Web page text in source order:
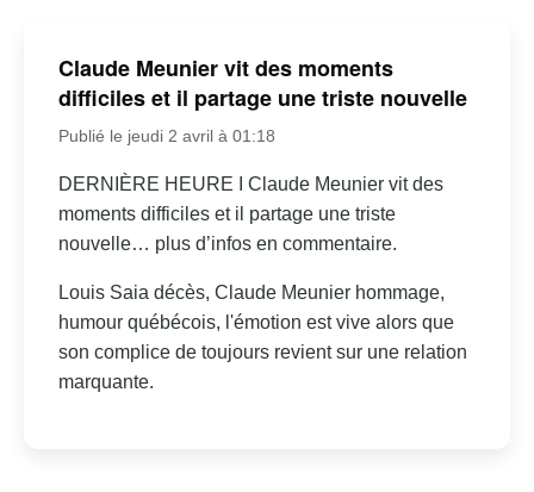
Claude Meunier vit des moments
difficiles et il partage une triste nouvelle
Publié le jeudi 2 avril à 01:18
DERNIÈRE HEURE I Claude Meunier vit des
moments difficiles et il partage une triste
nouvelle… plus d’infos en commentaire.
Louis Saia décès, Claude Meunier hommage,
humour québécois, l'émotion est vive alors que
son complice de toujours revient sur une relation
marquante.